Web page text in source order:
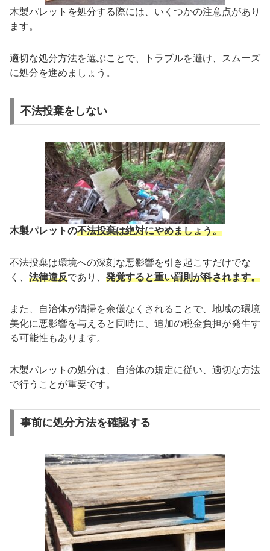
木製パレットを処分する際には、いくつかの注意点があり
ます。
適切な処分方法を選ぶことで、トラブルを避け、スムーズ
に処分を進めましょう。
不法投棄をしない
木製パレットの不法投棄は絶対にやめましょう。
不法投棄は環境への深刻な悪影響を引き起こすだけでな
く、 法律違反であり、 発覚すると重い罰則が科されます。
また、自治体が清掃を余儀なくされることで、地域の環境
美化に悪影響を与えると同時に、追加の税金負担が発生す
る可能性もあります。
木製パレットの処分は、自治体の規定に従い、適切な方法
で行うことが重要です。
事前に処分方法を確認する